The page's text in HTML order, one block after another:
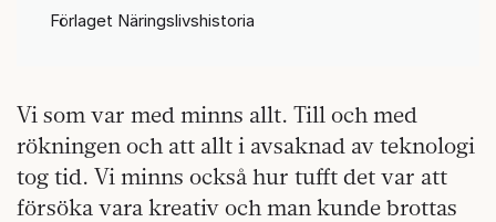
Förlaget Näringslivshistoria
Vi som var med minns allt. Till och med
rökningen och att allt i avsaknad av teknologi
tog tid. Vi minns också hur tufft det var att
försöka vara kreativ och man kunde brottas